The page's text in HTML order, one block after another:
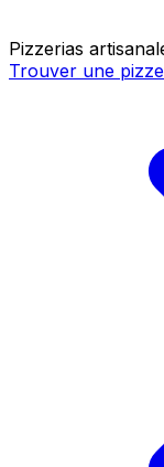
Pizzerias
Trouver une